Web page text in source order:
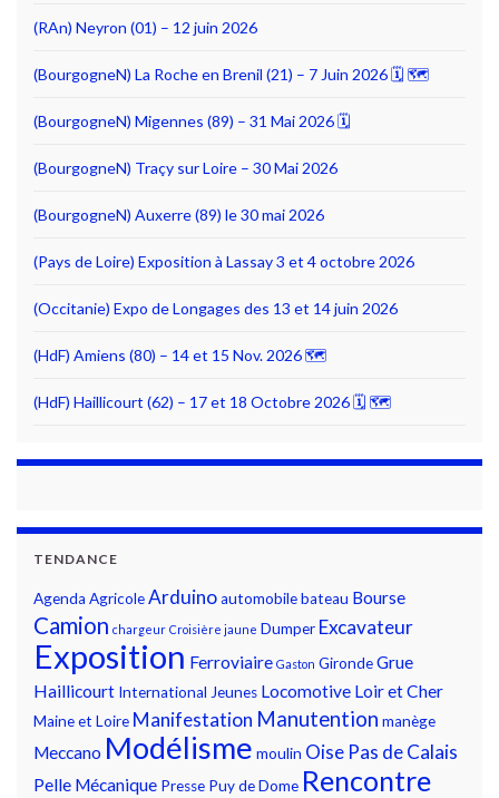
(RAn) Neyron (01) – 12 juin 2026
(BourgogneN) La Roche en Brenil (21) – 7 Juin 2026 🗓 🗺
(BourgogneN) Migennes (89) – 31 Mai 2026 🗓
(BourgogneN) Traçy sur Loire – 30 Mai 2026
(BourgogneN) Auxerre (89) le 30 mai 2026
(Pays de Loire) Exposition à Lassay 3 et 4 octobre 2026
(Occitanie) Expo de Longages des 13 et 14 juin 2026
(HdF) Amiens (80) – 14 et 15 Nov. 2026 🗺
(HdF) Haillicourt (62) – 17 et 18 Octobre 2026 🗓 🗺
TENDANCE
Agenda AgricoleArduinoautomobilebateau Bourse
Camion chargeur Croisière jaune Dumper Excavateur
Exposition Ferroviaire Gaston GirondeGrue
Haillicourt International Jeunes Locomotive Loir et Cher
Maine et Loire Manifestation Manutention manège
Meccano Modélisme moulin Oise Pas de Calais
Pelle Mécanique Presse Puy de Dome Rencontre